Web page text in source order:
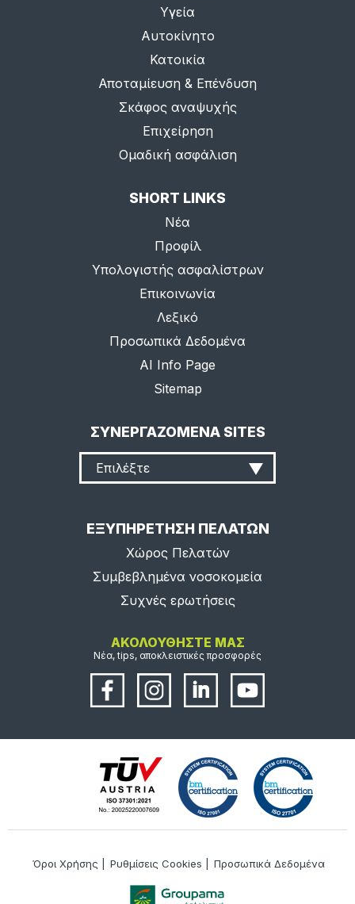
Υγεία
Αυτοκίνητο
Κατοικία
Αποταμίευση & Επένδυση
Σκάφος αναψυχής
Επιχείρηση
Ομαδική ασφάλιση
SHORT LINKS
Νέα
Προφίλ
Υπολογιστής ασφαλίστρων
Επικοινωνία
Λεξικό
Προσωπικά Δεδομένα
AI Info Page
Sitemap
ΣΥΝΕΡΓΑΖΟΜΕΝΑ SITES
Επιλέξτε
ΕΞΥΠΗΡΕΤΗΣΗ ΠΕΛΑΤΩΝ
Χώρος Πελατών
Συμβεβλημένα νοσοκομεία
Συχνές ερωτήσεις
ΑΚΟΛΟΥΘΗΣΤΕ ΜΑΣ
Νέα, tips, αποκλειστικές προσφορές
Όροι Χρήσης Ρυθμίσεις Cookies Προσωπικά Δεδομένα